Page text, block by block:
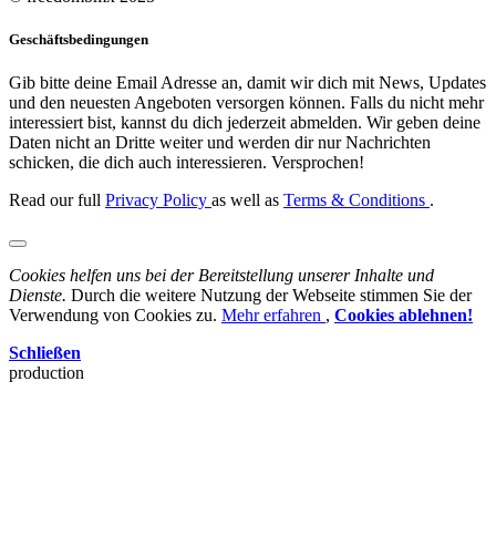
Geschäftsbedingungen
Gib bitte deine Email Adresse an, damit wir dich mit News, Updates
und den neuesten Angeboten versorgen können. Falls du nicht mehr
interessiert bist, kannst du dich jederzeit abmelden. Wir geben deine
Daten nicht an Dritte weiter und werden dir nur Nachrichten
schicken, die dich auch interessieren. Versprochen!
Read our full Privacy Policy as well as Terms & Conditions .
Cookies helfen uns bei der Bereitstellung unserer Inhalte und
Dienste. Durch die weitere Nutzung der Webseite stimmen Sie der
Verwendung von Cookies zu. Mehr erfahren , Cookies ablehnen!
Schließen
production